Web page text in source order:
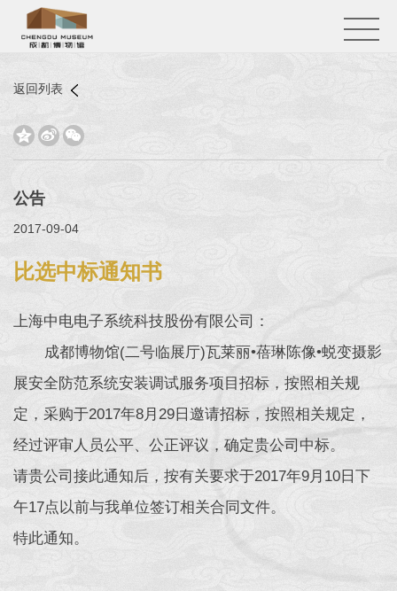
返回列表
  
公告
2017-09-04
比选中标通知书
上海中电电子系统科技股份有限公司：
成都博物馆(二号临展厅)瓦莱丽•蓓琳陈像•蜕变摄影
展安全防范系统安装调试服务项目招标，按照相关规
定，采购于2017年8月29日邀请招标，按照相关规定，
经过评审人员公平、公正评议，确定贵公司中标。
请贵公司接此通知后，按有关要求于2017年9月10日下
午17点以前与我单位签订相关合同文件。
特此通知。